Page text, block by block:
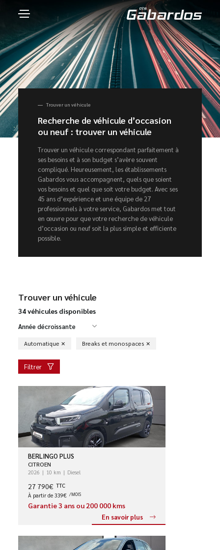
Trouver un véhicule
Recherche de véhicule d’occasion
ou neuf : trouver un véhicule
Trouver un véhicule correspondant parfaitement à
ses besoins et à son budget s’avère souvent
compliqué. Heureusement, les établissements
Gabardos vous accompagnent, quels que soient
vos besoins et quel que soit votre budget. Avec ses
45 ans d’expérience et une équipe de 27
professionnels à votre service, Gabardos met tout
en œuvre pour que votre recherche de véhicule
d’occasion ou neuf soit la plus simple et efficiente
possible.
Trouver un véhicule
34 véhicules disponibles
Année décroissante
Automatique Breaks et monospaces
Filtrer
BERLINGO PLUS
CITROEN
2026 10 km Diesel
27 790€ TTC
À partir de 339€ /MOIS
Garantie 3 ans ou 200 000 kms
En savoir plus